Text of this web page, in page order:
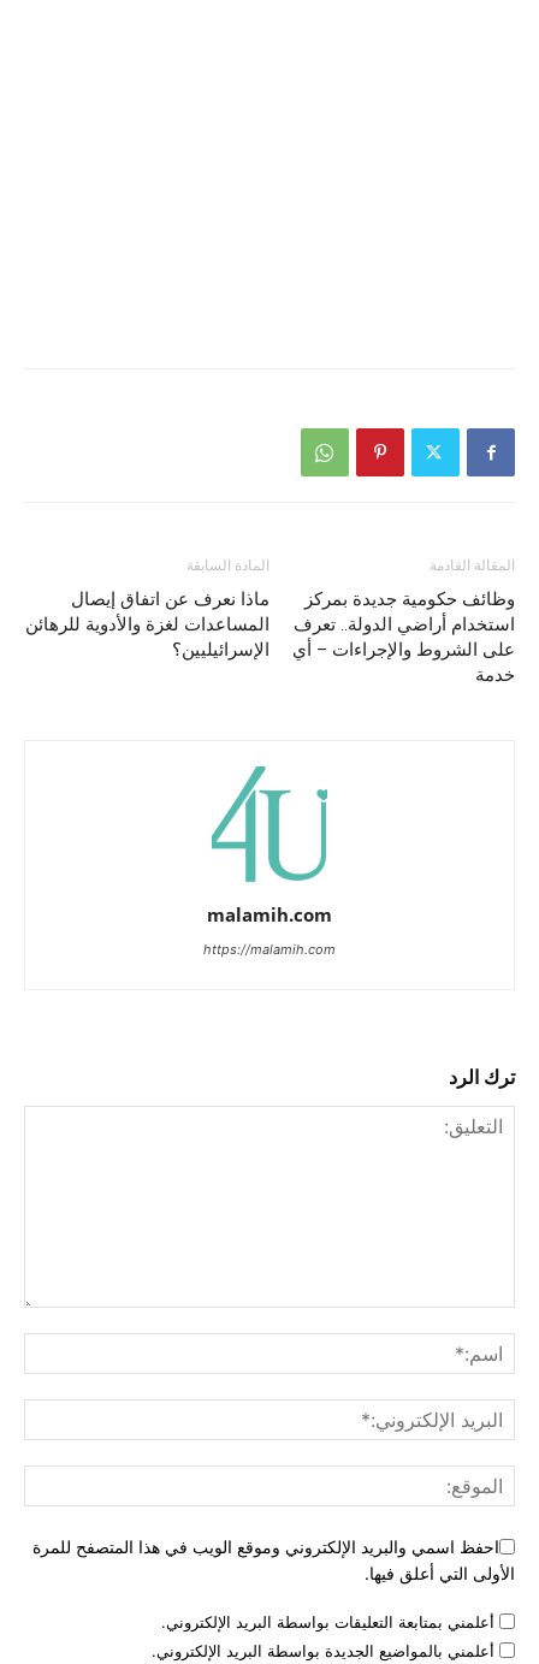
المادة السابقة
ماذا نعرف عن اتفاق إيصال
المساعدات لغزة والأدوية للرهائن
الإسرائيليين؟
المقالة القادمة
وظائف حكومية جديدة بمركز
استخدام أراضي الدولة.. تعرف
على الشروط والإجراءات – أي
خدمة
malamih.com
https://malamih.com
ترك الرد
احفظ اسمي والبريد الإلكتروني وموقع الويب في هذا المتصفح للمرة
الأولى التي أعلق فيها.
أعلمني بمتابعة التعليقات بواسطة البريد الإلكتروني.
أعلمني بالمواضيع الجديدة بواسطة البريد الإلكتروني.